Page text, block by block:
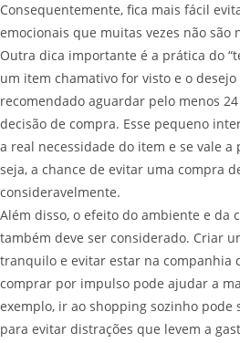
Consequentemente, fica mais fácil
emocionais que muitas vezes não são
Outra dica importante é a prática do
um item chamativo for visto e o
recomendado aguardar pelo menos
decisão de compra. Esse pequeno
a real necessidade do item e se vale
seja, a chance de evitar uma compra
consideravelmente.
Além disso, o efeito do ambiente e da
também deve ser considerado. Criar
tranquilo e evitar estar na companhia
comprar por impulso pode ajudar a
exemplo, ir ao shopping sozinho pode
para evitar distrações que levem a